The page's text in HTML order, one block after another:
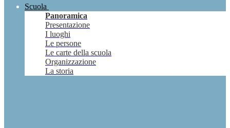
Scuola
Panoramica
Presentazione
I luoghi
Le persone
Le carte della scuola
Organizzazione
La storia